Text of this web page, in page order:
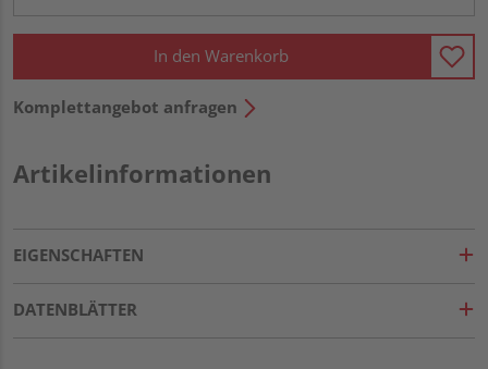
In den Warenkorb
Komplettangebot anfragen
Artikelinformationen
EIGENSCHAFTEN
DATENBLÄTTER